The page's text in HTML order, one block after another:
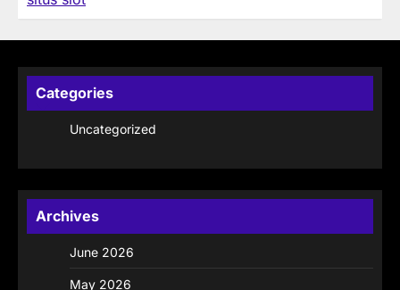
Categories
Uncategorized
Archives
June 2026
May 2026